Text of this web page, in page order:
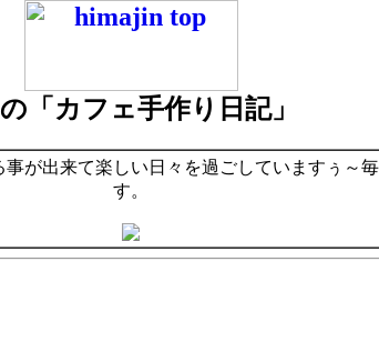
「カフェ手作り日記」
が出来て楽しい日々を過ごしていますぅ～
す。